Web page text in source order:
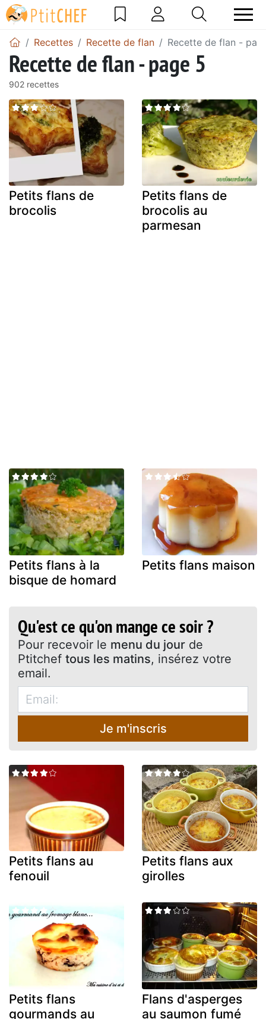
Recettes Recette de flan Recette de flan -
Recette de flan - page 5
902 recettes
Petits flans de
brocolis
Petits flans de
brocolis au
parmesan
Petits flans à la
bisque de homard
Petits flans maison
Qu'est ce qu'on mange ce soir ?
Pour recevoir le menu du jour de
Ptitchef tous les matins, insérez votre
email.
Je m'inscris
Petits flans au
fenouil
Petits flans aux
girolles
Petits flans
gourmands au
Flans d'asperges
au saumon fumé